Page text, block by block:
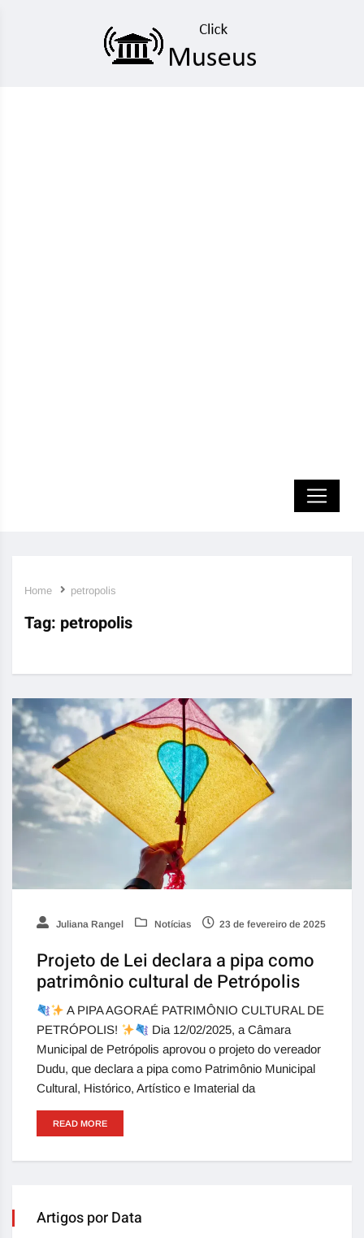
Home petropolis
Tag: petropolis
Juliana Rangel Notícias 23 de fevereiro de 2025
Projeto de Lei declara a pipa como
patrimônio cultural de Petrópolis
A PIPA AGORAÉ PATRIMÔNIO CULTURAL DE
PETRÓPOLIS!
Dia 12/02/2025, a Câmara
Municipal de Petrópolis aprovou o projeto do vereador
Dudu, que declara a pipa como Patrimônio Municipal
Cultural, Histórico, Artístico e Imaterial da
READ MORE
Artigos por Data